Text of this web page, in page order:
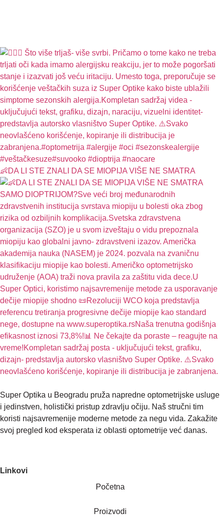
👶DA LI STE ZNALI DA SE MIOPIJA VIŠE NE SMATRA
Super Optika u Beogradu pruža napredne optometrijske usluge
i jedinstven, holistički pristup zdravlju očiju. Naš stručni tim
koristi najsavremenije moderne metode za negu vida. Zakažite
svoj pregled kod eksperata iz oblasti optometrije već danas.
Linkovi
Početna
Proizvodi